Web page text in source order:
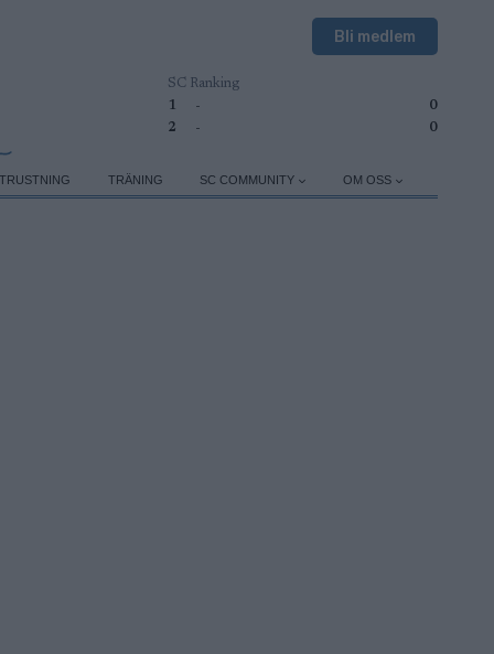
Bli medlem
SC Ranking
1
-
0
2
- 0
TRÄNING SC COMMUNITY OM OSS